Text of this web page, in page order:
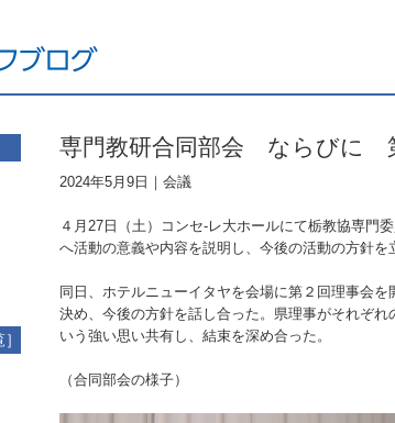
専門教研合同部会 ならびに
2024年5月9日｜ 会議
４月27日（土）コンセ-レ大ホールにて栃教協専門
へ活動の意義や内容を説明し、今後の活動の方針を
同日、ホテルニューイタヤを会場に第２回理事会
決め、今後の方針を話し合った。県理事がそれぞ
いう強い思い共有し、結束を深め合った。
（合同部会の様子）